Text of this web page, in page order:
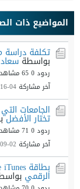
المواضيع ذات
تكلفة دراسة
بواسطة
ردود 0
65 مشاهدات
آخر مشاركة04-16-2026, 05:07 PM
الجامعات
تختار الأفضل
ردود 0
71 مشاهدات
آخر مشاركة 02-09-2026, 11:27 AM
الرقمي